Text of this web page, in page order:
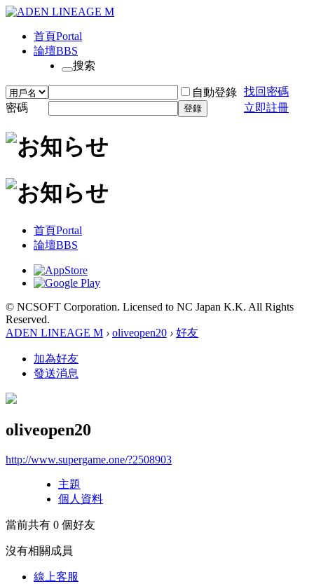
首頁Portal
論壇BBS
搜索
自動登錄 找回密碼
密碼
登錄 立即註冊
首頁Portal
論壇BBS
© NCSOFT Corporation. Licensed to NC Japan K.K. All Rights
Reserved.
ADEN LINEAGE M › oliveopen20 › 好友
加為好友
發送消息
oliveopen20
http://www.supergame.one/?2508903
主題
個人資料
當前共有 0 個好友
沒有相關成員
線上客服